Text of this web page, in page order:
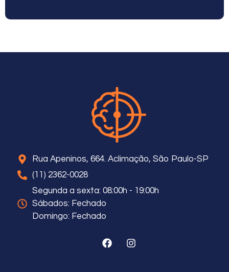
Rua Apeninos, 664. Aclimação, São Paulo-SP
(11) 2362-0028
Segunda a sexta: 08:00h - 19:00h
Sábados: Fechado
Domingo: Fechado